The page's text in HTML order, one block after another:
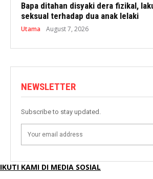
Bapa ditahan disyaki dera fizikal,
seksual terhadap dua anak lelaki
Utama August 7, 2026
NEWSLETTER
Subscribe to stay updated.
IKUTI KAMI DI MEDIA SOSIAL